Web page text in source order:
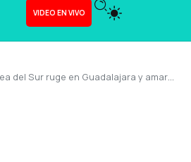
VIDEO EN VIVO
Sur ruge en Guadalajara y amarga el debut de República Checa